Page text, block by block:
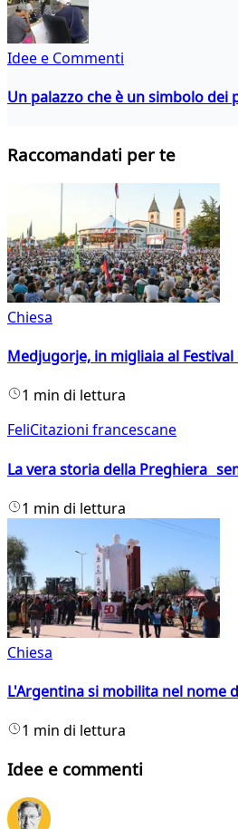
Idee e Commenti
Un palazzo che è un simbolo dei
Raccomandati per te
Chiesa
Medjugorje, in migliaia al
1 min di lettura
FeliCitazioni francescane
La vera storia della Preghiera
1 min di lettura
Chiesa
L'Argentina si mobilita nel nome
1 min di lettura
Idee e commenti